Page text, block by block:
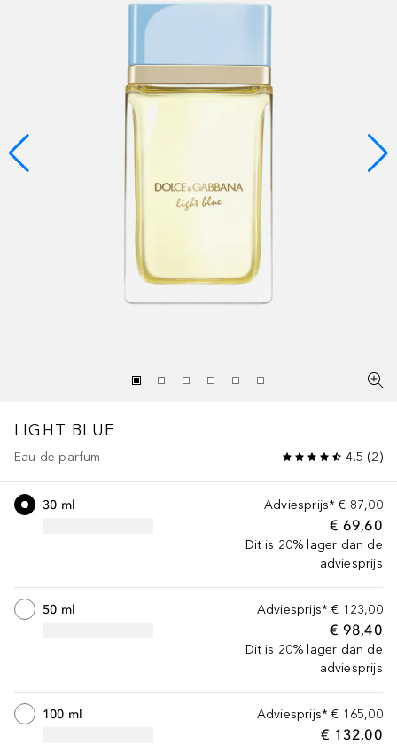
LIGHT BLUE
Eau de parfum 4.5 (2)
Adviesprijs* € 87,00
€ 69,60
Dit is 20% lager dan de
adviesprijs
30 ml
Adviesprijs* € 123,00
€ 98,40
Dit is 20% lager dan de
adviesprijs
50 ml
Adviesprijs* € 165,00
€ 132,00
100 ml